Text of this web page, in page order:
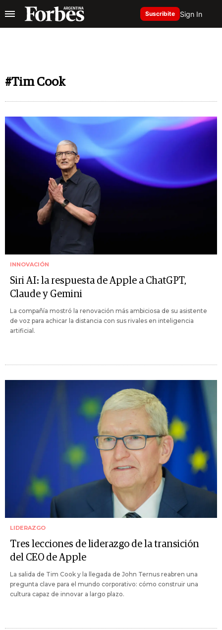
Suscribite Sign In
#Tim Cook
INNOVACIÓN
Siri AI: la respuesta de Apple a ChatGPT,
Claude y Gemini
La compañía mostró la renovación más ambiciosa de su asistente
de voz para achicar la distancia con sus rivales en inteligencia
artificial.
LIDERAZGO
Tres lecciones de liderazgo de la transición
del CEO de Apple
La salida de Tim Cook y la llegada de John Ternus reabren una
pregunta clave para el mundo corporativo: cómo construir una
cultura capaz de innovar a largo plazo.